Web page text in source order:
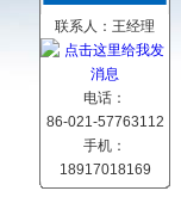
联系人：王经理
电话：
86-021-57763112
手机：
18917018169